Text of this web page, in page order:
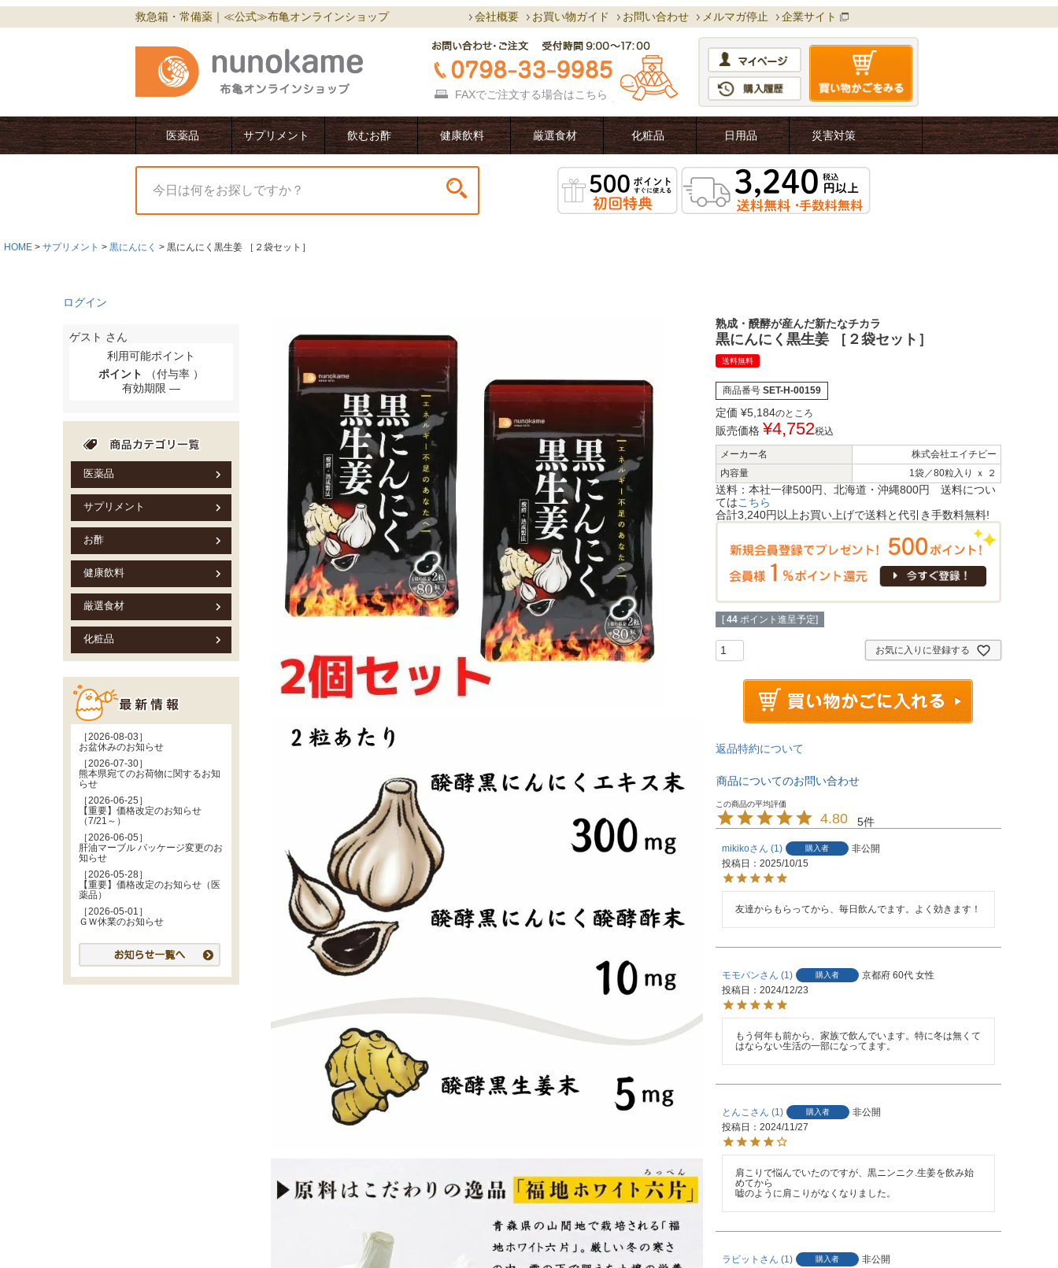
救急箱・常備薬｜≪公式≫布亀オンラインショップ 会社概要 お買い物ガイド お問い合わせ メルマガ停止 企業サイト
FAXでご注文する場合は こちら
医薬品 サプリメント 飲むお酢 健康飲料 厳選食材 化粧品 日用品 災害対策
HOME サプリメント 黒にんにく 黒にんにく黒生姜 ［２袋セット］
ログイン
ゲスト さん
利用可能ポイント
ポイント
（付与率 ）
有効期限
医薬品
サプリメント
お酢
健康飲料
厳選食材
化粧品
［2026-08-03］
お盆休みのお知らせ
［2026-07-30］
熊本県宛てのお荷物に関するお知
らせ
［2026-06-25］
【重要】価格改定のお知らせ
（7/21～）
［2026-06-05］
肝油マーブル パッケージ変更のお
知らせ
［2026-05-28］
【重要】価格改定のお知らせ（医
薬品）
［2026-05-01］
ＧＷ休業のお知らせ
熟成・醗酵が産んだ新たなチカラ
黒にんにく黒生姜 ［２袋セット］
送料無料
商品番号 SET-H-00159
定価 ¥5,184のところ
販売価格 ¥4,752税込
メーカー名
株式会社エイチビー
内容量
1袋／80粒入り ｘ ２
送料：本社一律500円、北海道・沖縄800円 送料につい
てはこちら
合計3,240円以上お買い上げで送料と代引き手数料無料!
[ 44 ポイント進呈予定]
お気に入りに登録する
返品特約について
商品についてのお問い合わせ
4.80 5
mikiko 1 購入者
非公開
投稿日
2025/10/15
友達からもらってから、毎日飲んでます。よく効きます！
モモパン 1 購入者 京都府 60代 女性
投稿日
2024/12/23
もう何年も前から、家族で飲んでいます。特に冬は無くて
はならない生活の一部になってます。
とんこ 1 購入者
非公開
投稿日
2024/11/27
肩こりで悩んでいたのですが、黒ニンニク.生姜を飲み始
めてから
嘘のように肩こりがなくなりました。
ラビット 1 購入者
非公開